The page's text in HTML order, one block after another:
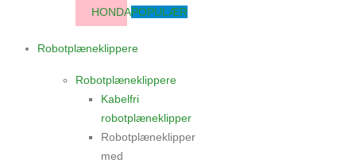
HONDAPOPULÆR
Robotplæneklippere
Robotplæneklippere
Kabelfri
robotplæneklipper
Robotplæneklipper
med